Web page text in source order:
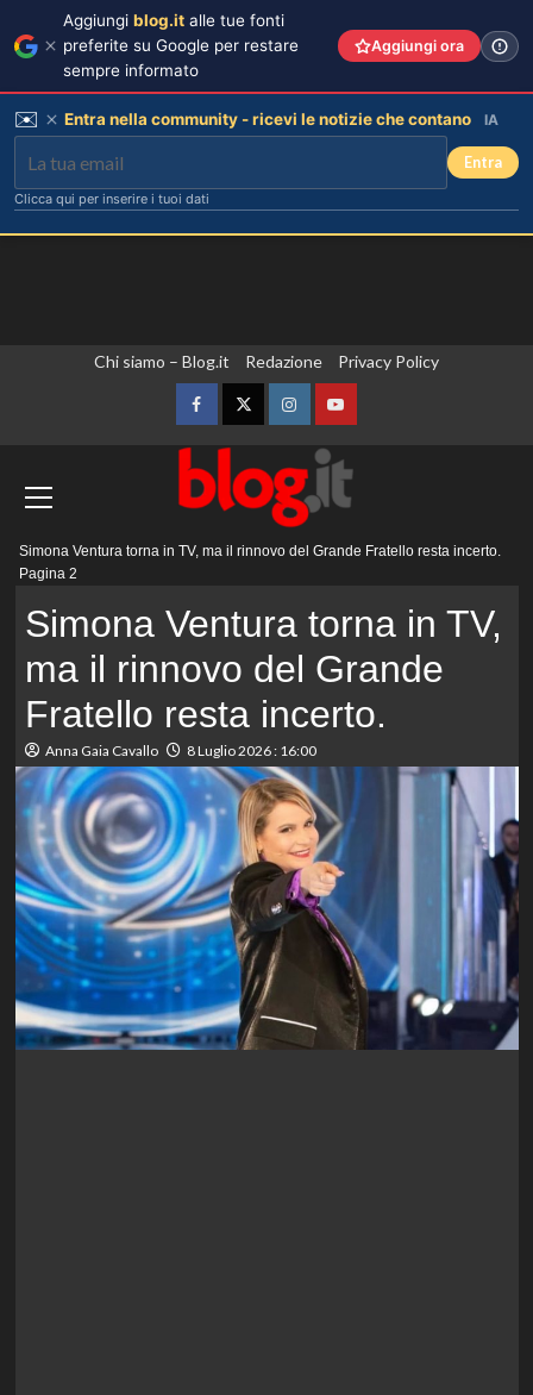
Chi siamo – Blog.it Redazione Privacy Policy
FacebookTwitterInstagramYouTube
principale
Simona Ventura torna in TV, ma il rinnovo del Grande Fratello resta incerto.
Pagina 2
Simona Ventura torna in TV,
ma il rinnovo del Grande
Fratello resta incerto.
Anna Gaia Cavallo 8 Luglio 2026 : 16:00
Aggiungi blog.it alle tue fonti
preferite su Google per restare
sempre informato
Aggiungi ora
✉️ Entra nella community - ricevi le notizie che contano IA
Entra
Clicca qui per inserire i tuoi dati